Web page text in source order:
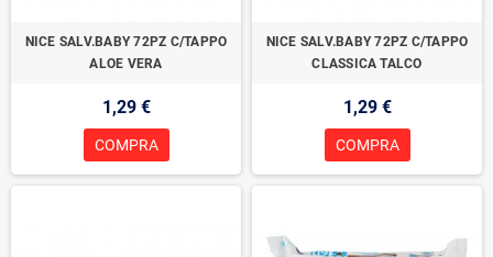
NICE SALV.BABY 72PZ C/TAPPO
ALOE VERA
1,29 €
COMPRA
NICE SALV.BABY 72PZ C/TAPPO
CLASSICA TALCO
1,29 €
COMPRA